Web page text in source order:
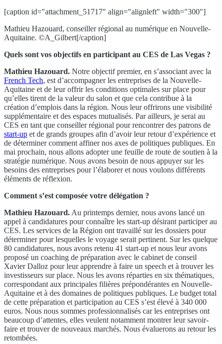
[caption id="attachment_51717" align="alignleft" width="300"]
Mathieu Hazouard, conseiller régional au numérique en Nouvelle-
Aquitaine. ©A_Gilbert[/caption]
Quels sont vos objectifs en participant au CES de Las Vegas ?
Mathieu Hazouard. Notre objectif premier, en s’associant avec la
French Tech, est d’accompagner les entreprises de la Nouvelle-
Aquitaine et de leur offrir les conditions optimales sur place pour
qu’elles tirent de la valeur du salon et que cela contribue à la
création d’emplois dans la région. Nous leur offrirons une visibilité
supplémentaire et des espaces mutualisés. Par ailleurs, je serai au
CES en tant que conseiller régional pour rencontrer des patrons de
start-up et de grands groupes afin d’avoir leur retour d’expérience et
de déterminer comment affiner nos axes de politiques publiques. En
mai prochain, nous allons adopter une feuille de route de soutien à la
stratégie numérique. Nous avons besoin de nous appuyer sur les
besoins des entreprises pour l’élaborer et nous voulons différents
éléments de réflexion.
Comment s’est composée votre délégation ?
Mathieu Hazouard. Au printemps dernier, nous avons lancé un
appel à candidatures pour connaître les start-up désirant participer au
CES. Les services de la Région ont travaillé sur les dossiers pour
déterminer pour lesquelles le voyage serait pertinent. Sur les quelque
80 candidatures, nous avons retenu 41 start-up et nous leur avons
proposé un coaching de préparation avec le cabinet de conseil
Xavier Dalloz pour leur apprendre à faire un speech et à trouver les
investisseurs sur place. Nous les avons réparties en six thématiques,
correspondant aux principales filières prépondérantes en Nouvelle-
Aquitaine et à des domaines de politiques publiques. Le budget total
de cette préparation et participation au CES s’est élevé à 340 000
euros. Nous nous sommes professionnalisés car les entreprises ont
beaucoup d’attentes, elles veulent notamment montrer leur savoir-
faire et trouver de nouveaux marchés. Nous évaluerons au retour les
retombées.